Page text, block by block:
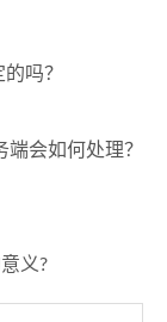
吗？
会如何处理？
义?